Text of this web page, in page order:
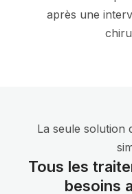
après une
La seule solution
Tous les
besoins